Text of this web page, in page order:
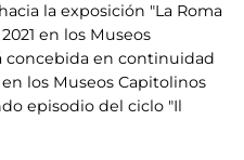
la exposición "La Roma
en los Museos
concebida en continuidad
los Museos Capitolinos
episodio del ciclo "Il